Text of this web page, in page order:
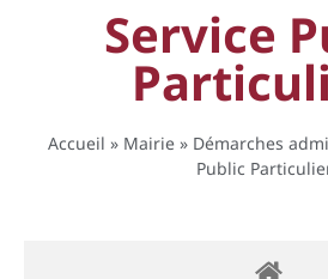
Service
Accueil » Mairie » Démarches
Public